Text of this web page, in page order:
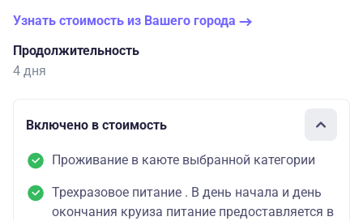
Узнать стоимость из Вашего города
Продолжительность
4 дня
Включено в стоимость
Проживание в каюте выбранной категории
Трехразовое питание . В день начала и день
окончания круиза питание предоставляется в